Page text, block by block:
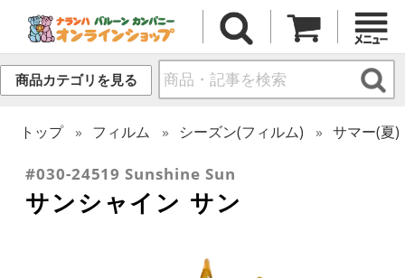
商品カテゴリを見る
トップ フィルム シーズン(フィルム) サマー(夏)
#030-24519 Sunshine Sun
サンシャイン サン